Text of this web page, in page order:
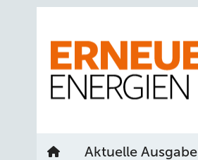
Aktuelle Ausgabe